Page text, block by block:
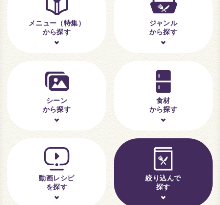
メニュー（特集）
から探す
ジャンル
から探す
シーン
から探す
食材
から探す
動画レシピ
を探す
絞り込んで
探す